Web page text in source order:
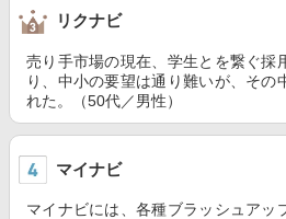
リクナビ
売り手市場の現在、学生とを繋ぐ採
り、中小の要望は通り難いが、その
れた。（50代／男性）
マイナビ
マイナビには、各種ブラッシュアッ